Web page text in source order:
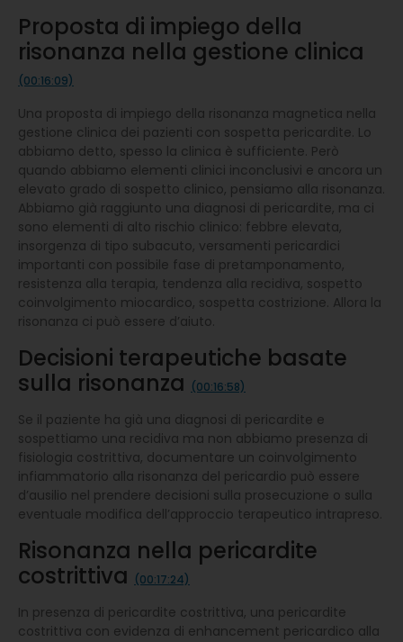
Proposta di impiego della
risonanza nella gestione clinica
(00:16:09)
Una proposta di impiego della risonanza magnetica nella
gestione clinica dei pazienti con sospetta pericardite. Lo
abbiamo detto, spesso la clinica è sufficiente. Però
quando abbiamo elementi clinici inconclusivi e ancora un
elevato grado di sospetto clinico, pensiamo alla risonanza.
Abbiamo già raggiunto una diagnosi di pericardite, ma ci
sono elementi di alto rischio clinico: febbre elevata,
insorgenza di tipo subacuto, versamenti pericardici
importanti con possibile fase di pretamponamento,
resistenza alla terapia, tendenza alla recidiva, sospetto
coinvolgimento miocardico, sospetta costrizione. Allora la
risonanza ci può essere d’aiuto.
Decisioni terapeutiche basate
sulla risonanza (00:16:58)
Se il paziente ha già una diagnosi di pericardite e
sospettiamo una recidiva ma non abbiamo presenza di
fisiologia costrittiva, documentare un coinvolgimento
infiammatorio alla risonanza del pericardio può essere
d’ausilio nel prendere decisioni sulla prosecuzione o sulla
eventuale modifica dell’approccio terapeutico intrapreso.
Risonanza nella pericardite
costrittiva (00:17:24)
In presenza di pericardite costrittiva, una pericardite
costrittiva con evidenza di enhancement pericardico alla